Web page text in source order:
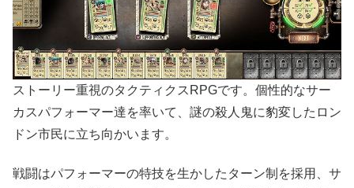
ストーリー重視のタクティクスRPGです。個性的なサー
カスパフォーマー達を率いて、謎の殺人鬼に豹変したロン
ドン市民に立ち向かいます。
戦闘はパフォーマーの特技を生かしたターン制を採用、サ